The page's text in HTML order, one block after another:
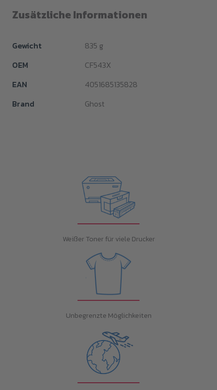
Zusätzliche Informationen
Gewicht
835 g
OEM
CF543X
EAN
4051685135828
Brand
Ghost
Weißer Toner für viele Drucker
Unbegrenzte Möglichkeiten